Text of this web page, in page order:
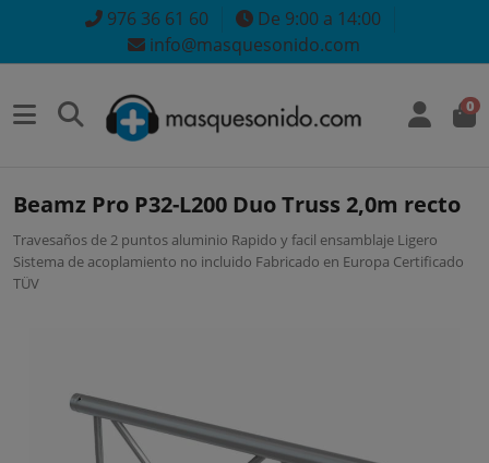
976 36 61 60
De 9:00 a 14:00
info@masquesonido.com
0
Beamz Pro P32-L200 Duo Truss 2,0m recto
Travesaños de 2 puntos aluminio Rapido y facil ensamblaje Ligero
Sistema de acoplamiento no incluido Fabricado en Europa Certificado
TÜV